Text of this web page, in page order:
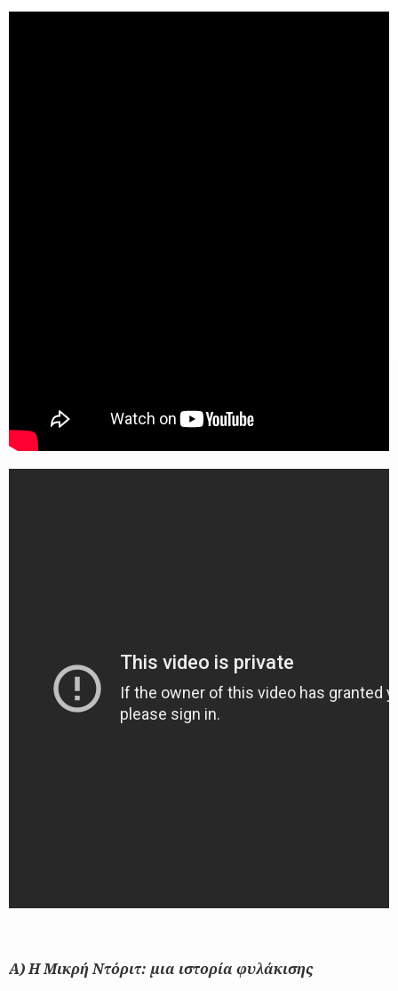
Α) Η Μικρή Ντόριτ: μια ιστορία φυλάκισης